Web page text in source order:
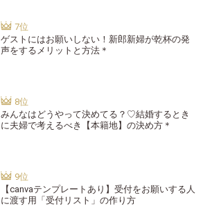
ゲストにはお願いしない！新郎新婦が乾杯の発
声をするメリットと方法＊
みんなはどうやって決めてる？♡結婚するとき
に夫婦で考えるべき【本籍地】の決め方＊
【canvaテンプレートあり】受付をお願いする人
に渡す用「受付リスト」の作り方